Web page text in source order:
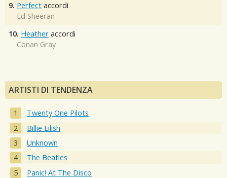
9. Perfect accordi
Ed Sheeran
10. Heather accordi
Conan Gray
ARTISTI DI TENDENZA
Twenty One Pilots
Billie Eilish
Unknown
The Beatles
Panic! At The Disco